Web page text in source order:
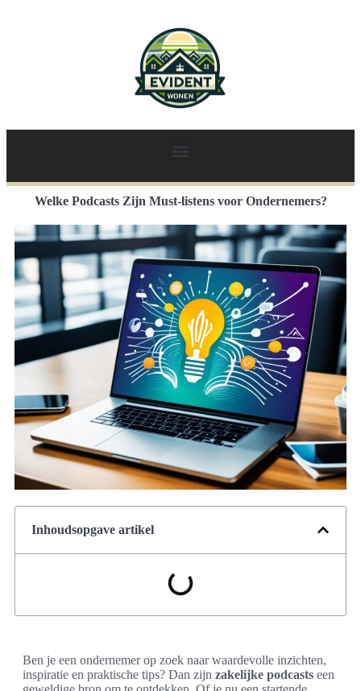
Welke Podcasts Zijn Must-listens voor Ondernemers?
Inhoudsopgave artikel
Ben je een ondernemer op zoek naar waardevolle inzichten,
inspiratie en praktische tips? Dan zijn zakelijke podcasts een